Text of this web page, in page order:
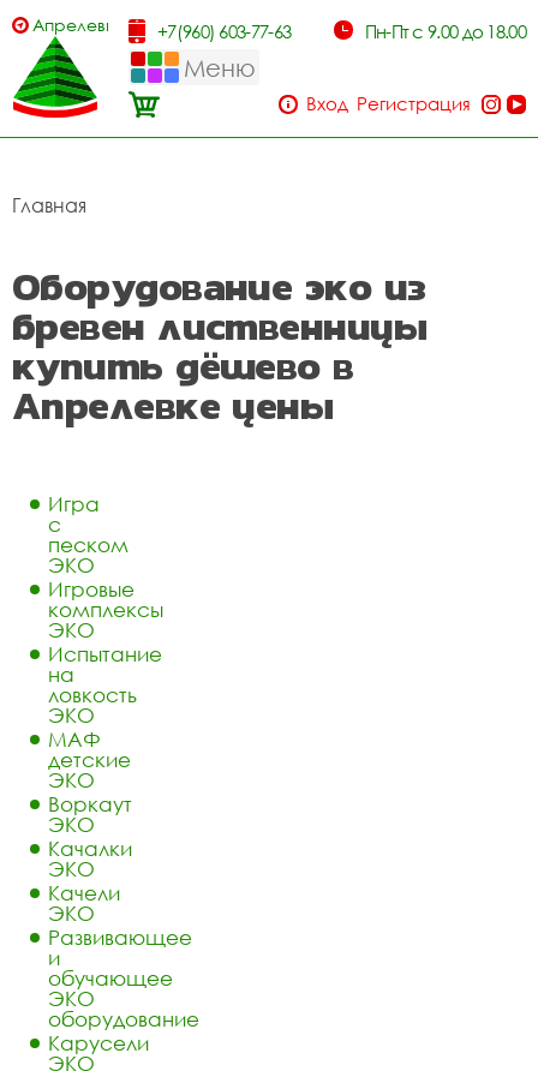
Апрелевка +7(960) 603-77-63 Пн-Пт с 9.00 до 18.00
Меню
Вход Регистрация
Главная
Оборудование эко из
бревен лиственницы
купить дёшево в
Апрелевке цены
Игра
с
песком
ЭКО
Игровые
комплексы
ЭКО
Испытание
на
ловкость
ЭКО
МАФ
детские
ЭКО
Воркаут
ЭКО
Качалки
ЭКО
Качели
ЭКО
Развивающее
и
обучающее
ЭКО
оборудование
Карусели
ЭКО